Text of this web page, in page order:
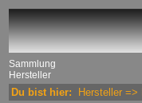
Sammlung
Hersteller
Du bist hier: Hersteller =>